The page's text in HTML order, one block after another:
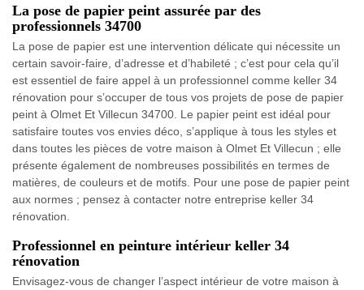
La pose de papier peint assurée par des
professionnels 34700
La pose de papier est une intervention délicate qui nécessite un
certain savoir-faire, d’adresse et d’habileté ; c’est pour cela qu’il
est essentiel de faire appel à un professionnel comme keller 34
rénovation pour s’occuper de tous vos projets de pose de papier
peint à Olmet Et Villecun 34700. Le papier peint est idéal pour
satisfaire toutes vos envies déco, s’applique à tous les styles et
dans toutes les pièces de votre maison à Olmet Et Villecun ; elle
présente également de nombreuses possibilités en termes de
matières, de couleurs et de motifs. Pour une pose de papier peint
aux normes ; pensez à contacter notre entreprise keller 34
rénovation.
Professionnel en peinture intérieur keller 34
rénovation
Envisagez-vous de changer l’aspect intérieur de votre maison à